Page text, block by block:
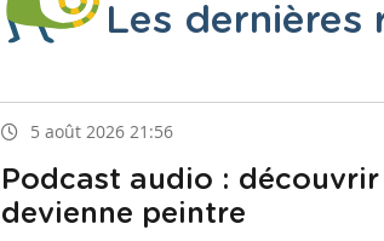
Les dernières
5 août 2026 21:56
Podcast audio :
devienne peintre